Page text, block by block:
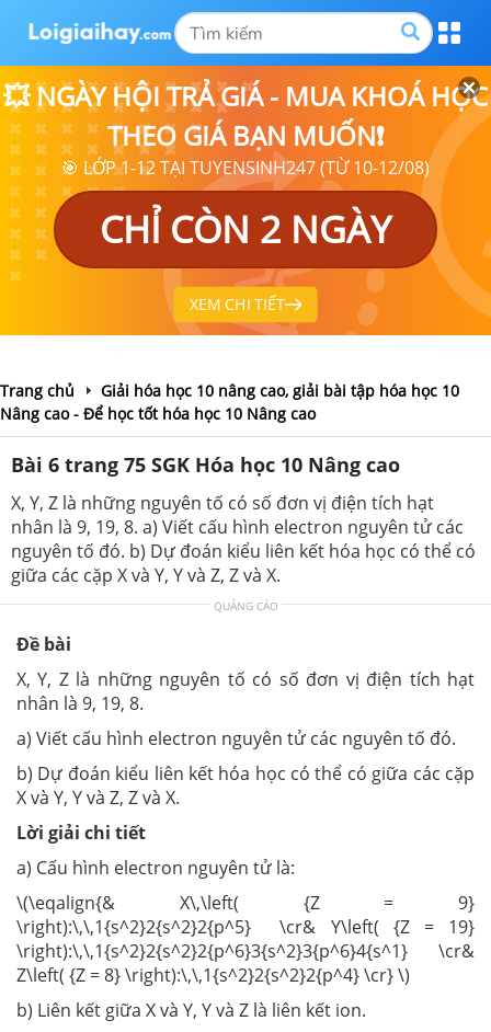
💥 NGÀY HỘI TRẢ GIÁ - MUA KHOÁ HỌC
THEO GIÁ BẠN MUỐN❗
🎯 LỚP 1-12 TẠI TUYENSINH247 (TỪ 10-12/08)
CHỈ CÒN 2 NGÀY
XEM CHI TIẾT
Trang chủ
Giải hóa học 10 nâng cao, giải bài tập hóa học 10
Nâng cao - Để học tốt hóa học 10 Nâng cao
Bài 6 trang 75 SGK Hóa học 10 Nâng cao
X, Y, Z là những nguyên tố có số đơn vị điện tích hạt
nhân là 9, 19, 8. a) Viết cấu hình electron nguyên tử các
nguyên tố đó. b) Dự đoán kiểu liên kết hóa học có thể có
giữa các cặp X và Y, Y và Z, Z và X.
QUẢNG CÁO
Đề bài
X, Y, Z là những nguyên tố có số đơn vị điện tích hạt
nhân là 9, 19, 8.
a) Viết cấu hình electron nguyên tử các nguyên tố đó.
b) Dự đoán kiểu liên kết hóa học có thể có giữa các cặp
X và Y, Y và Z, Z và X.
Lời giải chi tiết
a) Cấu hình electron nguyên tử là:
\(\eqalign{& X\,\left( {Z = 9}
\right):\,\,1{s^2}2{s^2}2{p^5} \cr& Y\left( {Z = 19}
\right):\,\,1{s^2}2{s^2}2{p^6}3{s^2}3{p^6}4{s^1} \cr&
Z\left( {Z = 8} \right):\,\,1{s^2}2{s^2}2{p^4} \cr} \)
b) Liên kết giữa X và Y, Y và Z là liên kết ion.